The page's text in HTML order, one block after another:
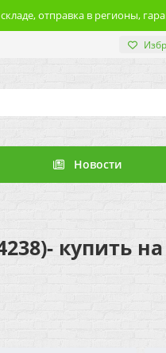
отправка в регионы,
Новости
купить